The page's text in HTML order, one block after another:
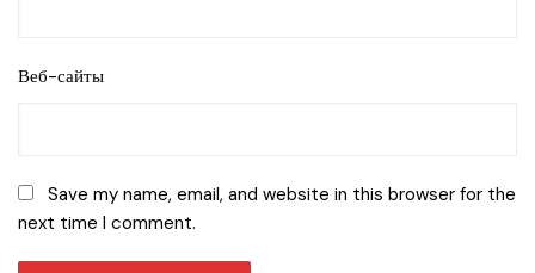
Веб-сайты
Save my name, email, and website in this browser for the
next time I comment.